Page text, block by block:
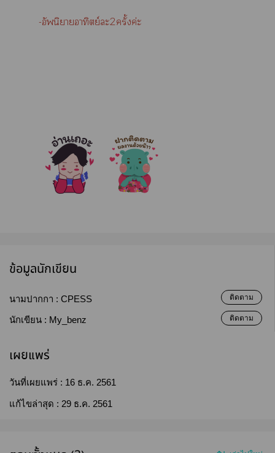
-อัพนิาอาทิตย์ะ2ครั้งค่ะ
ข้อมูลนักเขียน
นามปากกา : CPESS ติดตาม
นักเขียน : My_benz ติดตาม
เผยแพร่
วันที่เผยแพร่ : 16 ธ.ค. 2561
แก้ไขล่าสุด : 29 ธ.ค. 2561